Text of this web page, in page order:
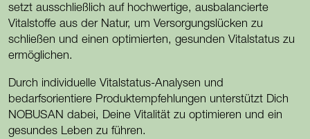
setzt ausschließlich auf hochwertige, ausbalancierte
Vitalstoffe aus der Natur, um Versorgungslücken zu
schließen und einen optimierten, gesunden Vitalstatus zu
ermöglichen.
Durch individuelle Vitalstatus-Analysen und
bedarfsorientiere Produktempfehlungen unterstützt Dich
NOBUSAN dabei, Deine Vitalität zu optimieren und ein
gesundes Leben zu führen.